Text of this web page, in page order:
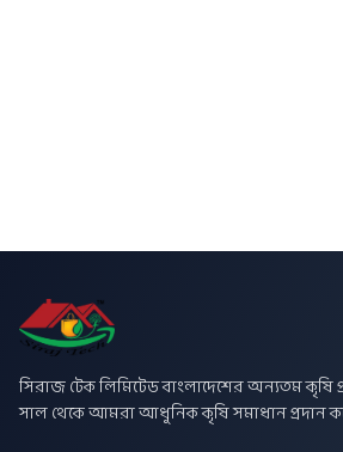
সিরাজ টেক লিমিটেড বাংলাদেশের অন্যতম কৃষি
সাল থেকে আমরা আধুনিক কৃষি সমাধান প্রদান